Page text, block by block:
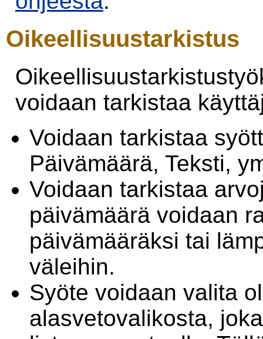
Oikeellisuustarkistus
voidaan tarkistaa
Voidaan tarkistaa
Päivämäärä, Teksti,
Voidaan tarkistaa
päivämäärä voidaan
päivämääräksi tai
väleihin.
Syöte voidaan valita
alasvetovalikosta,